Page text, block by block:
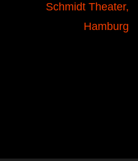
Schmidt Theater,
Hamburg